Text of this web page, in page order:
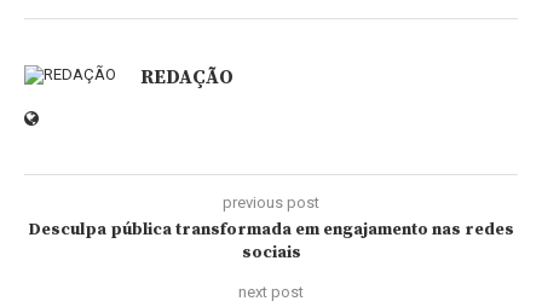
REDAÇÃO
previous post
Desculpa pública transformada em engajamento nas redes
sociais
next post